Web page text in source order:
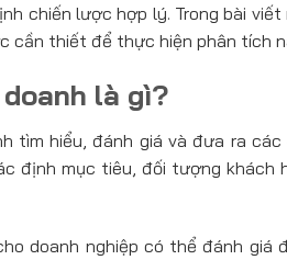
chiến lược hợp lý. Trong bài
cần thiết để thực hiện phân tích
là gì?
tìm hiểu, đánh giá và đưa ra
định mục tiêu, đối tượng khách
doanh nghiệp có thể đánh giá